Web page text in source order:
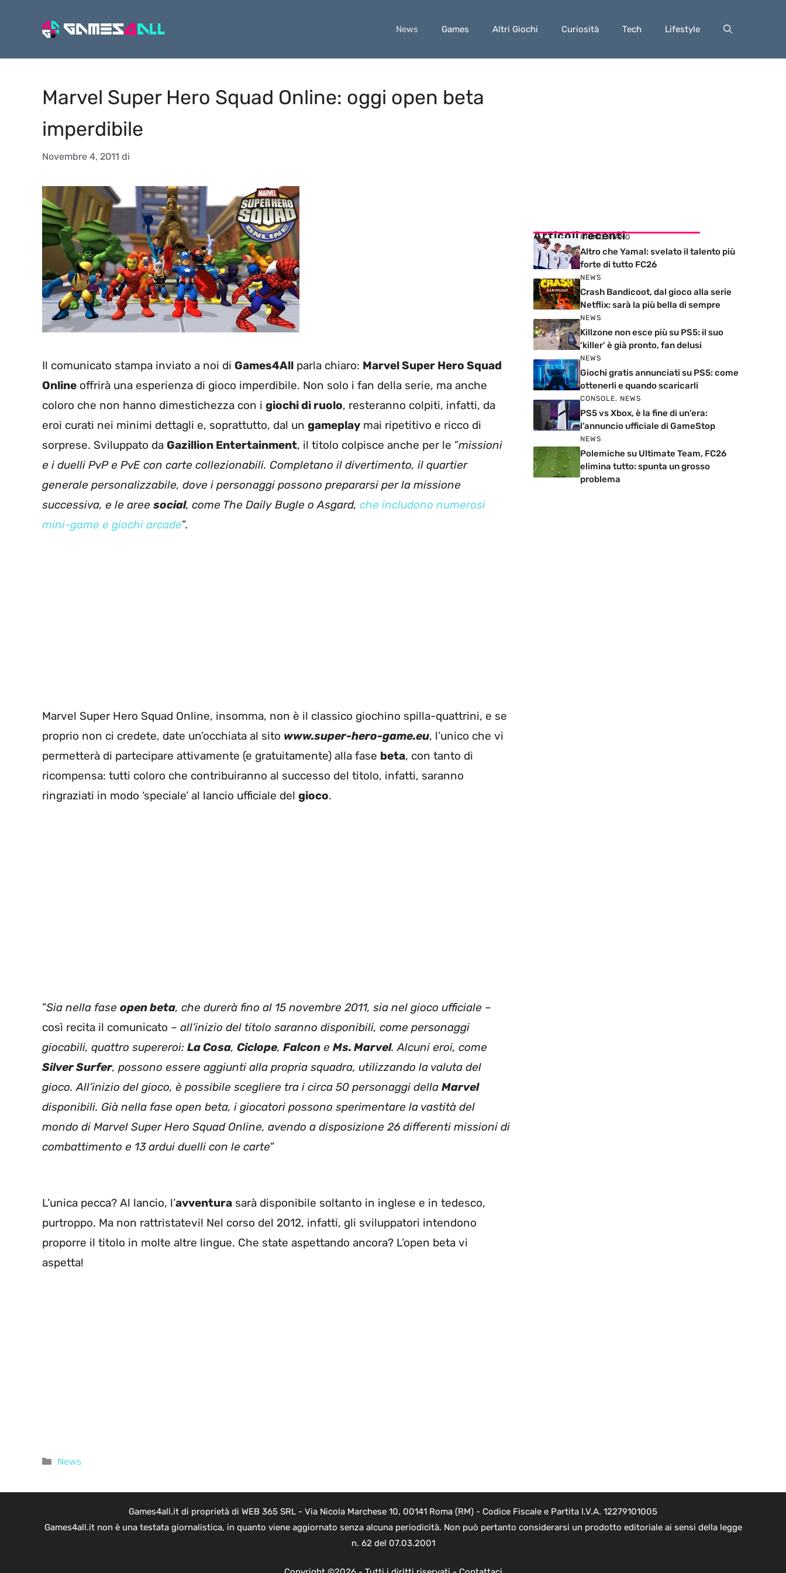
News Games Altri Giochi Curiosità Tech Lifestyle
Marvel Super Hero Squad Online: oggi open beta
imperdibile
Novembre 4, 2011 di
Il comunicato stampa inviato a noi di Games4All parla chiaro: Marvel Super Hero Squad
Online offrirà una esperienza di gioco imperdibile. Non solo i fan della serie, ma anche
coloro che non hanno dimestichezza con i giochi di ruolo, resteranno colpiti, infatti, da
eroi curati nei minimi dettagli e, soprattutto, dal un gameplay mai ripetitivo e ricco di
sorprese. Sviluppato da Gazillion Entertainment, il titolo colpisce anche per le ”missioni
e i duelli PvP e PvE con carte collezionabili. Completano il divertimento, il quartier
generale personalizzabile, dove i personaggi possono prepararsi per la missione
successiva, e le aree social, come The Daily Bugle o Asgard, che includono numerosi
mini-game e giochi arcade”.
Marvel Super Hero Squad Online, insomma, non è il classico giochino spilla-quattrini, e se
proprio non ci credete, date un’occhiata al sito www.super-hero-game.eu, l’unico che vi
permetterà di partecipare attivamente (e gratuitamente) alla fase beta, con tanto di
ricompensa: tutti coloro che contribuiranno al successo del titolo, infatti, saranno
ringraziati in modo ‘speciale’ al lancio ufficiale del gioco.
”Sia nella fase open beta, che durerà fino al 15 novembre 2011, sia nel gioco ufficiale –
così recita il comunicato – all’inizio del titolo saranno disponibili, come personaggi
giocabili, quattro supereroi: La Cosa, Ciclope, Falcon e Ms. Marvel. Alcuni eroi, come
Silver Surfer, possono essere aggiunti alla propria squadra, utilizzando la valuta del
gioco. All’inizio del gioco, è possibile scegliere tra i circa 50 personaggi della Marvel
disponibili. Già nella fase open beta, i giocatori possono sperimentare la vastità del
mondo di Marvel Super Hero Squad Online, avendo a disposizione 26 differenti missioni di
combattimento e 13 ardui duelli con le carte”
L’unica pecca? Al lancio, l’avventura sarà disponibile soltanto in inglese e in tedesco,
purtroppo. Ma non rattristatevi! Nel corso del 2012, infatti, gli sviluppatori intendono
proporre il titolo in molte altre lingue. Che state aspettando ancora? L’open beta vi
aspetta!
Categorie
News
Articoli recenti
PRIMO PIANO
Altro che Yamal: svelato il talento più
forte di tutto FC26
NEWS
Crash Bandicoot, dal gioco alla serie
Netflix: sarà la più bella di sempre
NEWS
Killzone non esce più su PS5: il suo
‘killer’ è già pronto, fan delusi
NEWS
Giochi gratis annunciati su PS5: come
ottenerli e quando scaricarli
CONSOLE, NEWS
PS5 vs Xbox, è la fine di un’era:
l’annuncio ufficiale di GameStop
NEWS
Polemiche su Ultimate Team, FC26
elimina tutto: spunta un grosso
problema
Games4all.it di proprietà di WEB 365 SRL - Via Nicola Marchese 10, 00141 Roma (RM) - Codice Fiscale e Partita I.V.A. 12279101005
Games4all.it non è una testata giornalistica, in quanto viene aggiornato senza alcuna periodicità. Non può pertanto considerarsi un prodotto editoriale ai sensi della legge
n. 62 del 07.03.2001